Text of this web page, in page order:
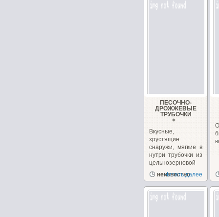
ПЕСОЧНО-
ДРОЖЖЕВЫЕ
ТРУБОЧКИ
Вкусные,
хрустящие
снаружи, мягкие в
нутри трубочки из
цельнозерновой
муки.
неизвестно
Читать далее